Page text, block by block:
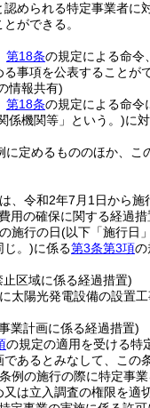
認められる特定事業者に
ができる。
第18条の規定による命令、
事項を公表することが
情報共有)
第18条の規定による命令
係機関等」という。)に
に定めるもののほか、こ
、令和2年7月1日から施
用の確保に関する経過措
施行の日(以下「施行日
じ。)に係る第3条第3項の
区域に係る経過措置)
太陽光発電設備の設置
業計画に係る経過措置)
の規定の適用を受ける特
あるとみなして、この
例の施行の際に特定事
は立入調査の権限を適